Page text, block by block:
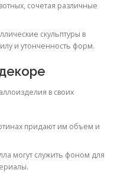
сочетая различные
скульптуры в
и утонченность форм.
в своих
придают им объем и
могут служить фоном для